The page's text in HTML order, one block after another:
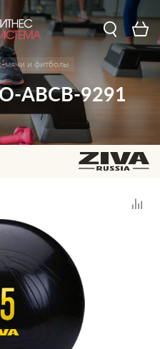
мячи и фитболы
ABCB-9291